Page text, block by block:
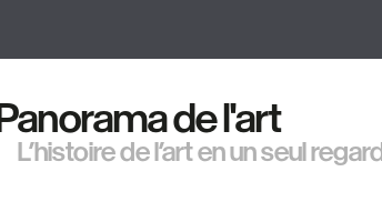
Panorama de l'art
L’histoire de l’art en un seul regard